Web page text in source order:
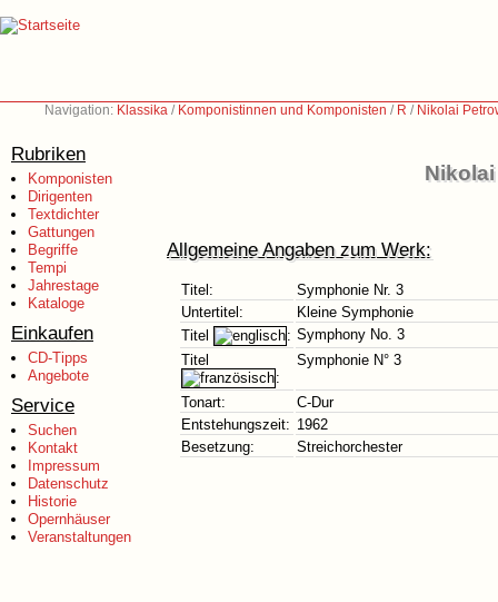
Navigation: Klassika / Komponistinnen und Komponisten / R / Nikolai
Rubriken
Komponisten
Dirigenten
Textdichter
Gattungen
Begriffe
Tempi
Jahrestage
Kataloge
Einkaufen
CD-Tipps
Angebote
Service
Suchen
Kontakt
Impressum
Datenschutz
Historie
Opernhäuser
Veranstaltungen
Allgemeine Angaben zum Werk:
Titel:
Symphonie Nr. 3
Untertitel:
Kleine Symphonie
Titel
: Symphony No. 3
Titel
:
Symphonie N° 3
Tonart:
C-Dur
Entstehungszeit: 1962
Besetzung:
Streichorchester